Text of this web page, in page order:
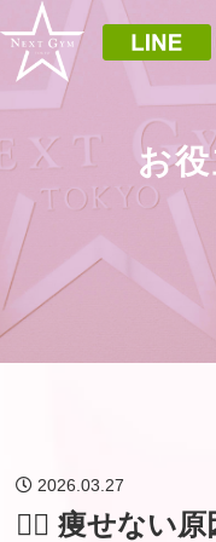
お
2026.03.27
🏃‍♀️ 痩せない